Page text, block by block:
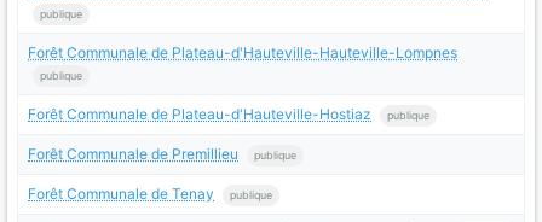
publique
Forêt Communale de Plateau-d'Hauteville-Hauteville-Lompnes
publique
Forêt Communale de Plateau-d'Hauteville-Hostiaz publique
Forêt Communale de Premillieu publique
Forêt Communale de Tenay publique